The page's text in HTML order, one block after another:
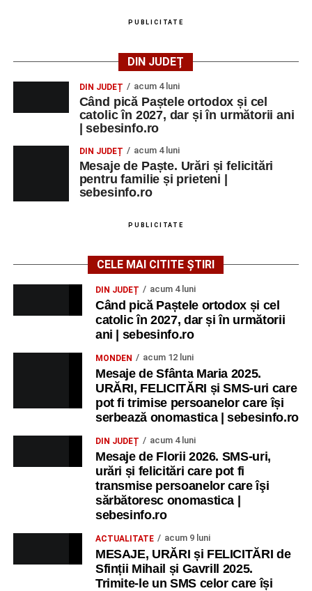
PUBLICITATE
DIN JUDEȚ
DIN JUDEȚ acum 4 luni
Când pică Paștele ortodox și cel
catolic în 2027, dar și în următorii ani
| sebesinfo.ro
DIN JUDEȚ acum 4 luni
Mesaje de Paște. Urări și felicitări
pentru familie și prieteni |
sebesinfo.ro
PUBLICITATE
CELE MAI CITITE ȘTIRI
DIN JUDEȚ acum 4 luni
Când pică Paștele ortodox și cel
catolic în 2027, dar și în următorii
ani | sebesinfo.ro
MONDEN acum 12 luni
Mesaje de Sfânta Maria 2025.
URĂRI, FELICITĂRI și SMS-uri care
pot fi trimise persoanelor care își
serbează onomastica | sebesinfo.ro
DIN JUDEȚ acum 4 luni
Mesaje de Florii 2026. SMS-uri,
urări și felicitări care pot fi
transmise persoanelor care îşi
sărbătoresc onomastica |
sebesinfo.ro
ACTUALITATE acum 9 luni
MESAJE, URĂRI și FELICITĂRI de
Sfinții Mihail și Gavrill 2025.
Trimite-le un SMS celor care își